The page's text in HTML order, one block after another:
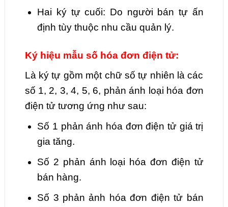
Hai ký tự cuối: Do người bán tự ấn
định tùy thuộc nhu cầu quản lý.
Ký hiệu mẫu số hóa đơn điện tử:
Là ký tự gồm một chữ số tự nhiên là các
số 1, 2, 3, 4, 5, 6, phản ánh loại hóa đơn
điện tử tương ứng như sau:
Số 1 phản ánh hóa đơn điện tử giá trị
gia tăng.
Số 2 phản ánh loại hóa đơn điện tử
bán hàng.
Số 3 phản ảnh hóa đơn điện tử bán